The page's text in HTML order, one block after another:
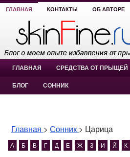
ГЛАВНАЯ КОНТАКТЫ ОБ АВТОРЕ
ГЛАВНАЯ СРЕДСТВА ОТ ПРЫЩЕЙ
БЛОГ СОННИК
Главная > Сонник > Царица
А Б В Г Д Е Ж З И Й К